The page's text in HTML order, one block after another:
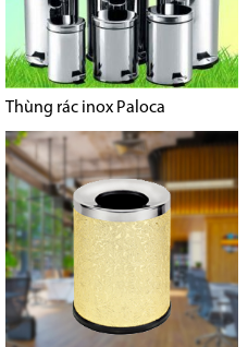
Thùng rác inox Paloca